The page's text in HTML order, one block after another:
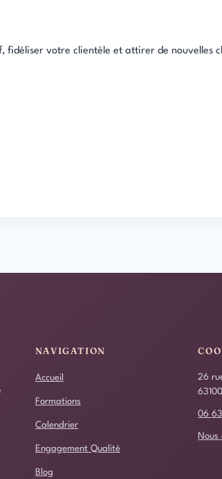
votre clientèle et attirer de nouvelles
NAVIGATION
Accueil
Formations
Calendrier
Engagement Qualité
Blog
26
06
Nous